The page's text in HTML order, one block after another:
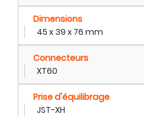
Dimensions
45 x 39 x 76 mm
Connecteurs
XT60
Prise d'équilibrage
JST-XH